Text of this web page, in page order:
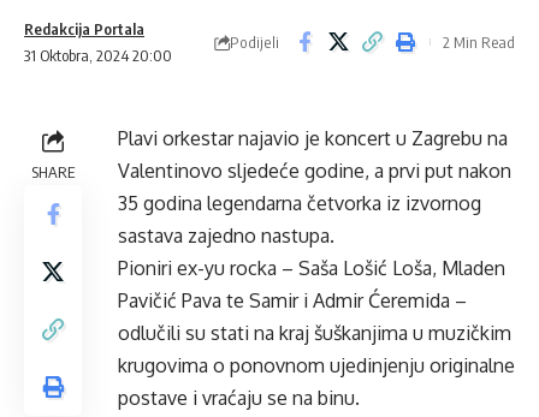
31 Oktobra, 2024 20:00
Redakcija Portala
Podijeli 2 Min Read
SHARE
Plavi orkestar najavio je koncert u Zagrebu na
Valentinovo sljedeće godine, a prvi put nakon
35 godina legendarna četvorka iz izvornog
sastava zajedno nastupa.
Pioniri ex-yu rocka – Saša Lošić Loša, Mladen
Pavičić Pava te Samir i Admir Ćeremida –
odlučili su stati na kraj šuškanjima u muzičkim
krugovima o ponovnom ujedinjenju originalne
postave i vraćaju se na binu.